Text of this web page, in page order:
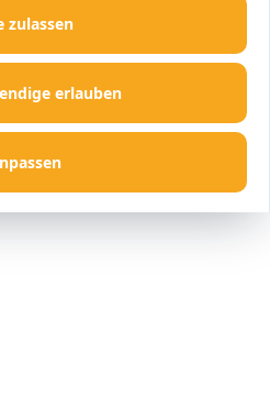
erlauben
zulassen